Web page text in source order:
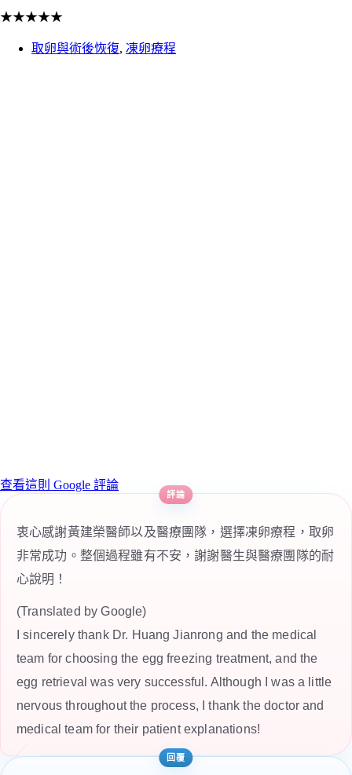
★★★★★
取卵與術後恢復, 凍卵療程
查看這則 Google 評論
衷心感謝黃建榮醫師以及醫療團隊，選擇凍卵療程，取卵
非常成功。整個過程雖有不安，謝謝醫生與醫療團隊的耐
心說明！
(Translated by Google)
I sincerely thank Dr. Huang Jianrong and the medical
team for choosing the egg freezing treatment, and the
egg retrieval was very successful. Although I was a little
nervous throughout the process, I thank the doctor and
medical team for their patient explanations!